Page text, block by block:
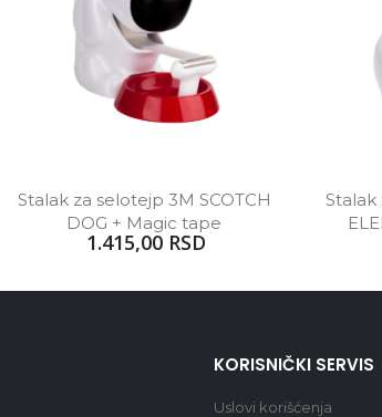
Stalak za selotejp 3M SCOTCH
DOG + Magic tape
1.415,00 RSD
Stalak
KORISNIČKI SERVIS
Uslovi korišćenja